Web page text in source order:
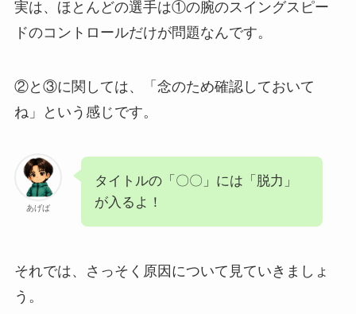
実は、ほとんどの選手は①の腕のスイングスピー
ドのコントロールだけが問題なんです。
②と③に関しては、「念のため確認しておいて
ね」という感じです。
あげば
タイトルの「〇〇」には「脱力」
が入るよ！
それでは、さっそく原因について見ていきましょ
う。